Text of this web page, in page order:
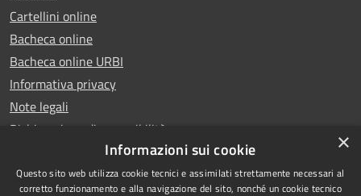
Cartellini online
Bacheca online
Bacheca online URBI
Informativa privacy
Note legali
Dichiarazione di accessibilità
×
Informazioni sui cookie
Questo sito web utilizza cookie tecnici e assimilati strettamente necessari al
corretto funzionamento e alla navigazione del sito, nonché un cookie tecnico